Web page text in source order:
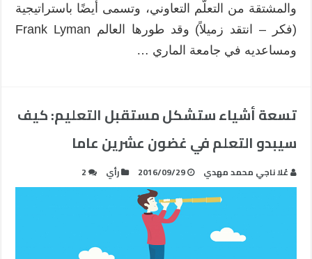
والمشتقة من التعلّم التعاوني، وتسمى أيضًا باستراتيجية
(فكر – انتقد زميلاً) وقد طورها العالم Frank Lyman
ومساعديه في جامعة الماري …
تسعة أشياء ستشكل مستقبل التعليم: كيف
سيبدو التعلم في غضون عشرين عاما
عُلا ناجي محمد مهدي 2016/09/29 رأي 2